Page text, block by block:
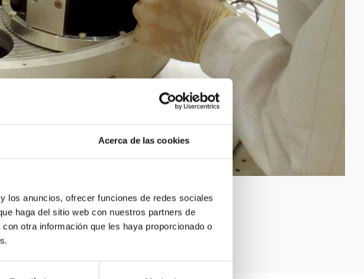
Acerca de las cookies
los anuncios, ofrecer funciones de redes sociales
haga del sitio web con nuestros partners de
otra información que les haya proporcionado o